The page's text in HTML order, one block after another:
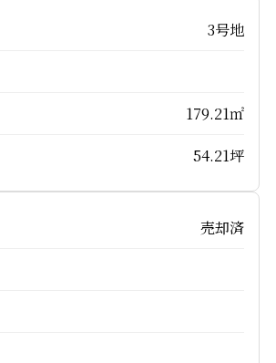
3号地
179.21㎡
54.21坪
売却済